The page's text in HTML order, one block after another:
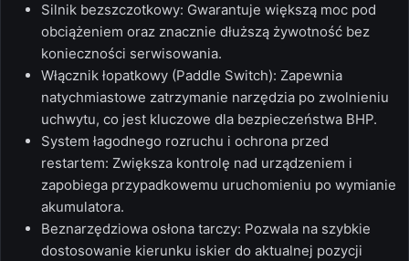
Silnik bezszczotkowy: Gwarantuje większą moc pod
obciążeniem oraz znacznie dłuższą żywotność bez
konieczności serwisowania.
Włącznik łopatkowy (Paddle Switch): Zapewnia
natychmiastowe zatrzymanie narzędzia po zwolnieniu
uchwytu, co jest kluczowe dla bezpieczeństwa BHP.
System łagodnego rozruchu i ochrona przed
restartem: Zwiększa kontrolę nad urządzeniem i
zapobiega przypadkowemu uruchomieniu po wymianie
akumulatora.
Beznarzędziowa osłona tarczy: Pozwala na szybkie
dostosowanie kierunku iskier do aktualnej pozycji